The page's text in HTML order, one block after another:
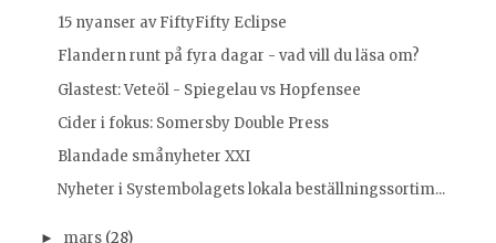
15 nyanser av FiftyFifty Eclipse
Flandern runt på fyra dagar - vad vill du läsa om?
Glastest: Veteöl - Spiegelau vs Hopfensee
Cider i fokus: Somersby Double Press
Blandade smånyheter XXI
Nyheter i Systembolagets lokala beställningssortim...
► mars (28)